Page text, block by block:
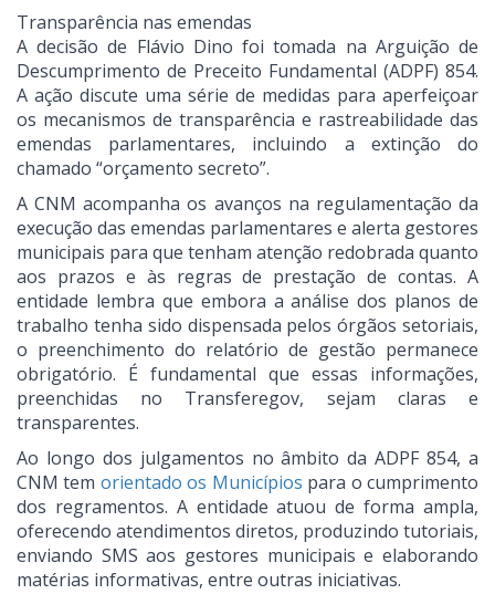
Transparência nas emendas
A decisão de Flávio Dino foi tomada na Arguição de
Descumprimento de Preceito Fundamental (ADPF) 854.
A ação discute uma série de medidas para aperfeiçoar
os mecanismos de transparência e rastreabilidade das
emendas parlamentares, incluindo a extinção do
chamado “orçamento secreto”.
A CNM acompanha os avanços na regulamentação da
execução das emendas parlamentares e alerta gestores
municipais para que tenham atenção redobrada quanto
aos prazos e às regras de prestação de contas. A
entidade lembra que embora a análise dos planos de
trabalho tenha sido dispensada pelos órgãos setoriais,
o preenchimento do relatório de gestão permanece
obrigatório. É fundamental que essas informações,
preenchidas no Transferegov, sejam claras e
transparentes.
Ao longo dos julgamentos no âmbito da ADPF 854, a
CNM tem orientado os Municípios para o cumprimento
dos regramentos. A entidade atuou de forma ampla,
oferecendo atendimentos diretos, produzindo tutoriais,
enviando SMS aos gestores municipais e elaborando
matérias informativas, entre outras iniciativas.